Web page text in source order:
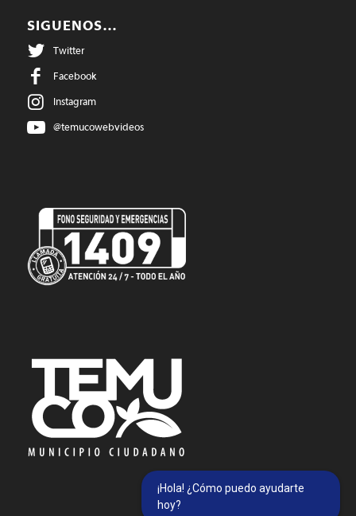
SIGUENOS…
Twitter
Facebook
Instagram
@temucowebvideos
¡Hola! ¿Cómo puedo ayudarte
hoy?